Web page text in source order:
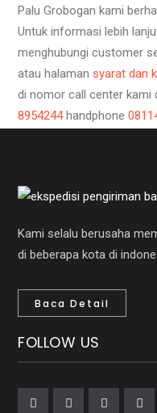
Palu Grobogan kami
Untuk informasi lebih
menghubungi customer
atau halaman syarat dan
di nomor call center kami
8954244 handphone
Kami selalu berusaha
di beberapa kota di
Baca Detail
FOLLOW US